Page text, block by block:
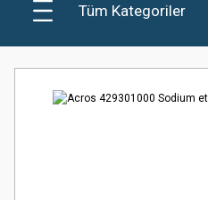
Tüm Kategoriler